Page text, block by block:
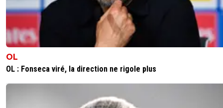
OL
OL : Fonseca viré, la direction ne rigole plus